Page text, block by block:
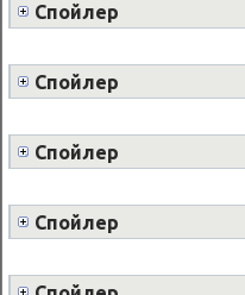
Спойлер
Спойлер
Спойлер
Спойлер